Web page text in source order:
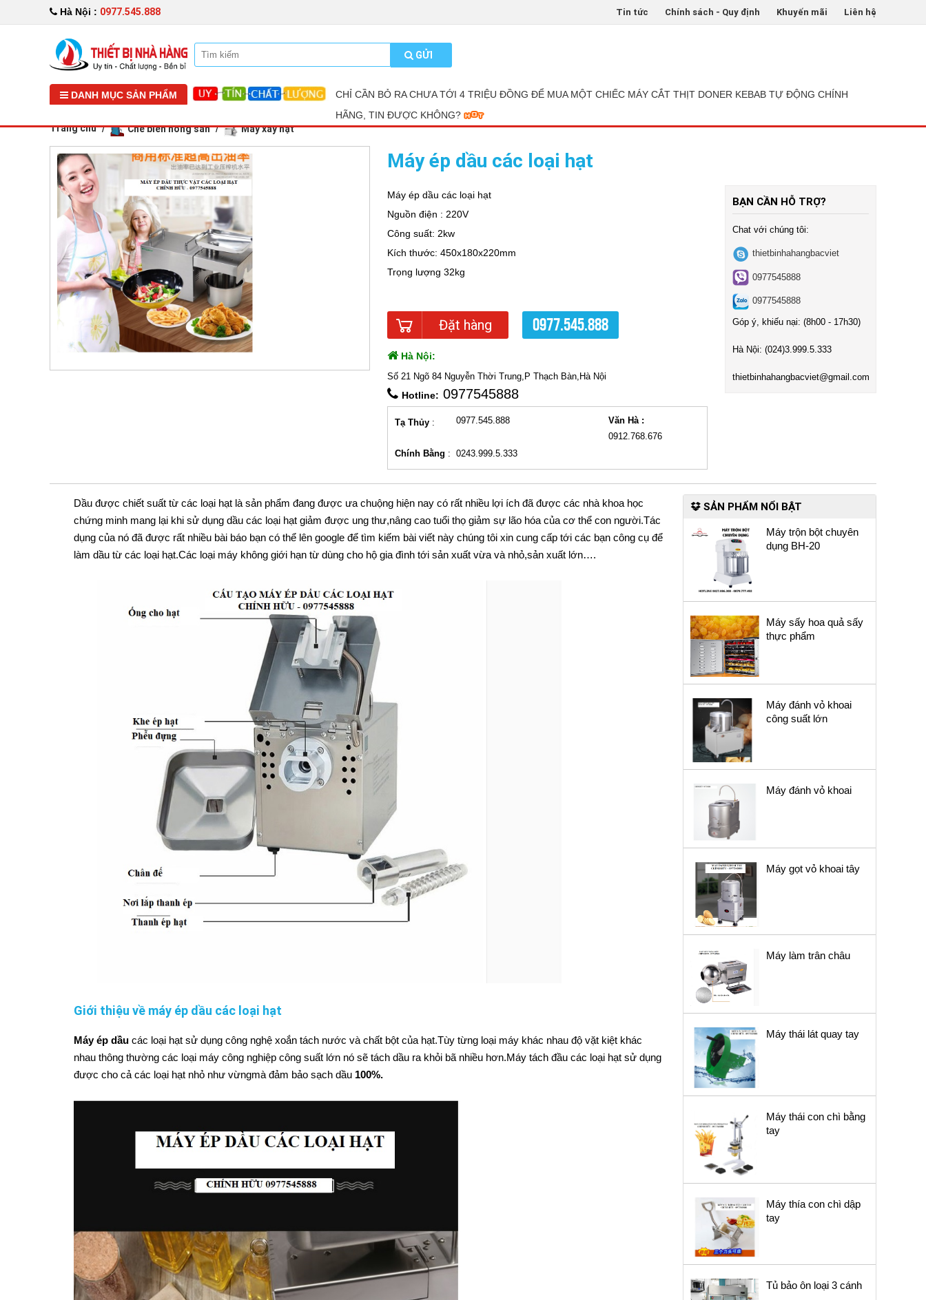
Hà Nội : 0977.545.888 Tin tức Chính sách - Quy định Khuyến mãi Liên hệ
GỬI
DANH MỤC SẢN PHẨM
CHỈ CẦN BỎ RA CHƯA TỚI 4 TRIỆU ĐỒNG ĐỂ MUA MỘT CHIẾC MÁY CẮT THỊT DONER KEBAB TỰ ĐỘNG CHÍNH
HÃNG, TIN ĐƯỢC KHÔNG?
Trang chủ Chế biến nông sản Máy xay hạt
Máy ép dầu các loại hạt
Máy ép dầu các loại hạt
Nguồn điện : 220V
Công suất: 2kw
Kích thước: 450x180x220mm
Trọng lượng 32kg
Đặt hàng 0977.545.888
Hà Nội:
Số 21 Ngõ 84 Nguyễn Thời Trung,P Thạch Bàn,Hà Nội
Hotline: 0977545888
Tạ Thủy : 0977.545.888
Văn Hà :
0912.768.676
Chính Bằng : 0243.999.5.333
BẠN CẦN HỖ TRỢ?
Chat với chúng tôi:
thietbinhahangbacviet
0977545888
0977545888
Góp ý, khiếu nại: (8h00 - 17h30)
Hà Nội: (024)3.999.5.333
thietbinhahangbacviet@gmail.com
Dầu được chiết suất từ các loại hạt là sản phẩm đang được ưa chuộng hiện nay có rất nhiều lợi ích đã được các nhà khoa học
chứng minh mang lại khi sử dụng dầu các loại hạt giảm được ung thư,nâng cao tuổi thọ giảm sự lão hóa của cơ thể con người.Tác
dụng của nó đã được rất nhiều bài báo bạn có thể lên google để tìm kiếm bài viết này chúng tôi xin cung cấp tới các bạn công cụ để
làm dầu từ các loại hạt.Các loại máy không giới hạn từ dùng cho hộ gia đình tới sản xuất vừa và nhỏ,sản xuất lớn….
Giới thiệu về máy ép dầu các loại hạt
Máy ép dầu các loại hạt sử dụng công nghệ xoắn tách nước và chất bột của hạt.Tùy từng loại máy khác nhau độ vặt kiệt khác
nhau thông thường các loại máy công nghiệp công suất lớn nó sẽ tách dầu ra khỏi bã nhiều hơn.Máy tách đầu các loại hạt sử dụng
được cho cả các loại hạt nhỏ như vừngmà đảm bảo sạch dầu 100%.
SẢN PHẨM NỔI BẬT
Máy trộn bột chuyên
dụng BH-20
Máy sấy hoa quả sấy
thực phẩm
Máy đánh vỏ khoai
công suất lớn
Máy đánh vỏ khoai
Máy gọt vỏ khoai tây
Máy làm trân châu
Máy thái lát quay tay
Máy thái con chì bằng
tay
Máy thía con chì dập
tay
Tủ bảo ôn loại 3 cánh